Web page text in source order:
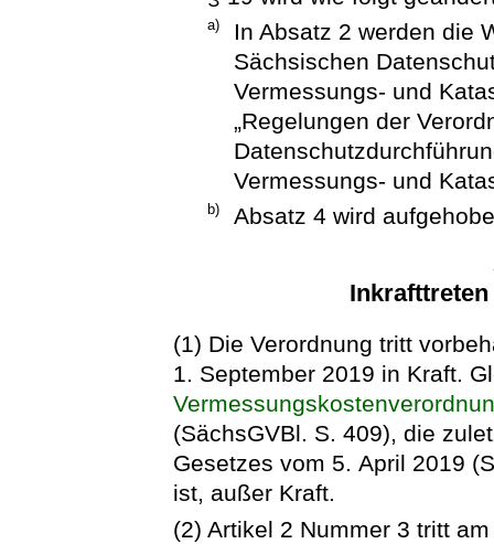
a)
In Absatz 2 werden die
Sächsischen
Vermessungs- und
„Regelungen der
Vermessungs- und
b) Absatz 4 wird
(1) Die Verordnung tritt
1. September 2019 in Kraft.
(SächsGVBl. S. 409), die
Gesetzes vom 5. April 2019
ist, außer Kraft.
(2) Artikel 2 Nummer 3 tritt